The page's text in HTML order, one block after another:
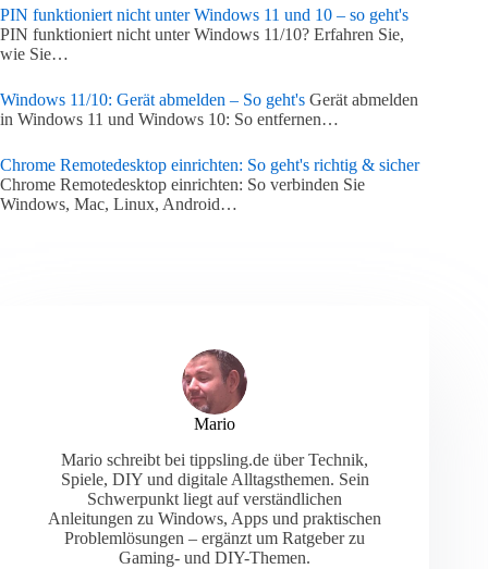
PIN funktioniert nicht unter Windows 11 und 10 – so geht's
PIN funktioniert nicht unter Windows 11/10? Erfahren Sie,
wie Sie…
Windows 11/10: Gerät abmelden – So geht's Gerät abmelden
in Windows 11 und Windows 10: So entfernen…
Chrome Remotedesktop einrichten: So geht's richtig & sicher
Chrome Remotedesktop einrichten: So verbinden Sie
Windows, Mac, Linux, Android…
Mario
Mario schreibt bei tippsling.de über Technik,
Spiele, DIY und digitale Alltagsthemen. Sein
Schwerpunkt liegt auf verständlichen
Anleitungen zu Windows, Apps und praktischen
Problemlösungen – ergänzt um Ratgeber zu
Gaming- und DIY-Themen.